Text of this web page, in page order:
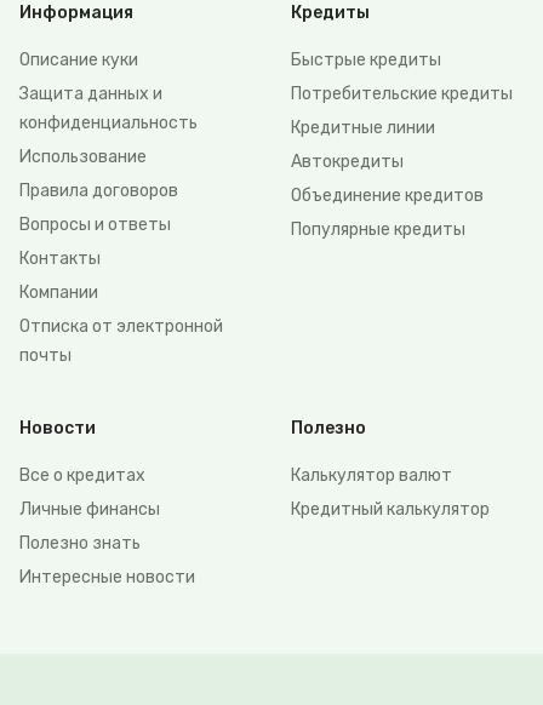
Информация
Описание куки
Защита данных и
конфиденциальность
Использование
Правила договоров
Вопросы и ответы
Контакты
Компании
Отписка от электронной
почты
Кредиты
Быстрые кредиты
Потребительские кредиты
Кредитные линии
Автокредиты
Объединение кредитов
Популярные кредиты
Новости
Все о кредитах
Личные финансы
Полезно знать
Интересные новости
Полезно
Калькулятор валют
Кредитный калькулятор